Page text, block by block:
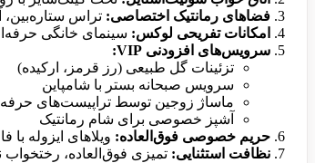
فضاهای رمانتیک اختصاصی: تراس ستاره‌بین،
امکانات تفریحی لوکس: سینمای خانگی
سرویس‌های افزودنی VIP:
تزئینات گل طبیعی (رز قرمز، ارکیده)
سرویس صبحانه بستر با شامپاین
ماساژ زوجین توسط تراپیست‌های
آشپز خصوصی برای شام رمانتیک
حریم خصوصی فوق‌العاده: ویلاهای ایزوله
نظافت استثنایی: تمیزی فوق‌العاده،